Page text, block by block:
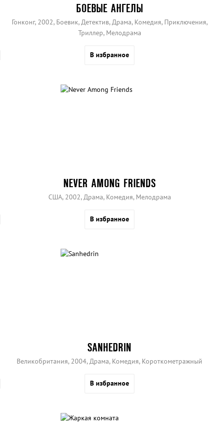
БОЕВЫЕ АНГЕЛЫ
Гонконг, 2002, Боевик, Детектив, Драма, Комедия, Приключения,
Триллер, Мелодрама
В избранное
NEVER AMONG FRIENDS
США, 2002, Драма, Комедия, Мелодрама
В избранное
SANHEDRIN
Великобритания, 2004, Драма, Комедия, Короткометражный
В избранное